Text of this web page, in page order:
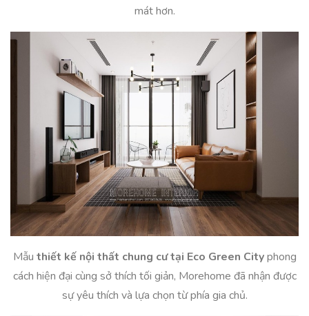
mát hơn.
Mẫu thiết kế nội thất chung cư tại Eco Green Cityphong
cách hiện đại cùng sở thích tối giản, Morehome đã nhận được
sự yêu thích và lựa chọn từ phía gia chủ.